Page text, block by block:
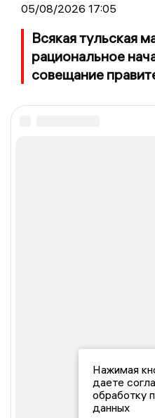
05/08/2026 17:05
Всякая тульская
рациональное
совещание
Нажимая
даете
обработку
данных